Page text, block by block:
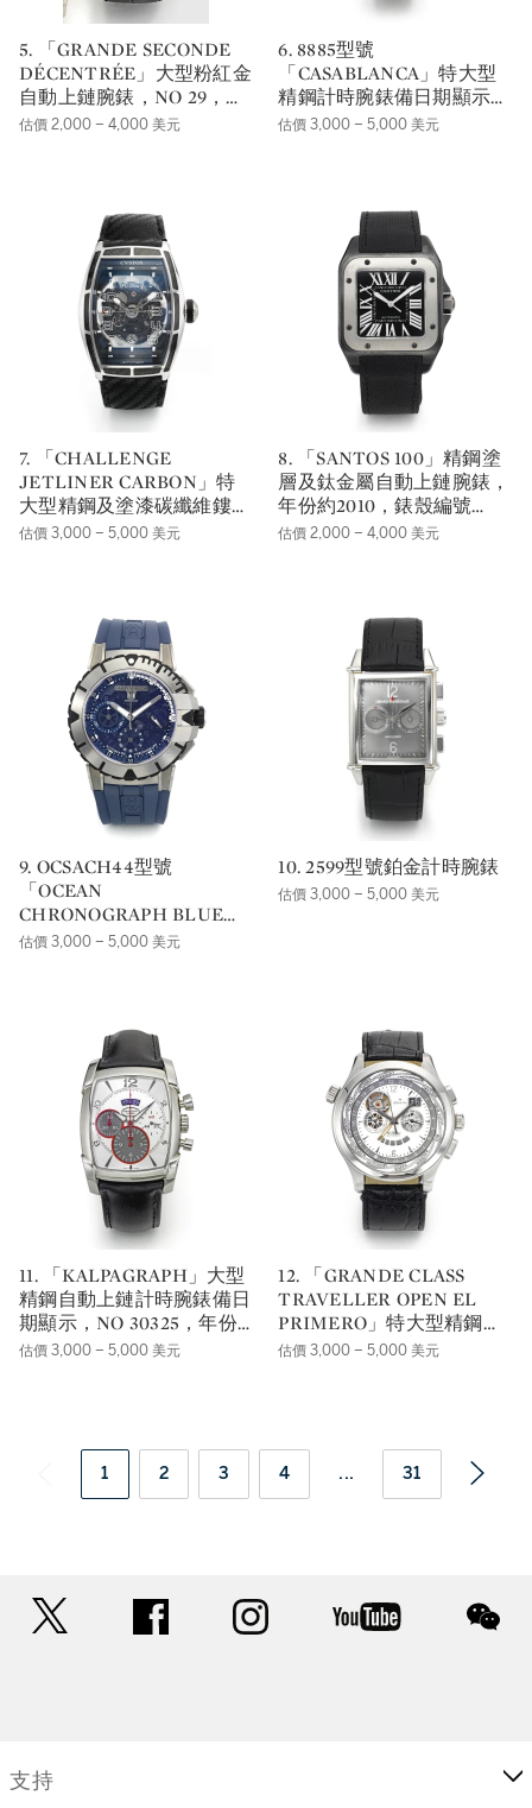
5. 「GRANDE SECONDE
DÉCENTRÉE」大型粉紅金
自動上鏈腕錶，NO 29，年
份約2010，機芯編號
估價 2,000 – 4,000 美元
6. 8885型號
「CASABLANCA」特大型
精鋼計時腕錶備日期顯示，
NO 1917，年份約2006。
估價 3,000 – 5,000 美元
7. 「CHALLENGE
JETLINER CARBON」特
大型精鋼及塗漆碳纖維鏤空
腕錶備日期顯示，NO
估價 3,000 – 5,000 美元
8. 「SANTOS 100」精鋼塗
層及鈦金屬自動上鏈腕錶，
年份約2010，錶殼編號
189316PX。
估價 2,000 – 4,000 美元
9. OCSACH44型號
「OCEAN
CHRONOGRAPH BLUE
EDITION」大型鋯合金自
估價 3,000 – 5,000 美元
10. 2599型號鉑金計時腕錶
估價 3,000 – 5,000 美元
11. 「KALPAGRAPH」大型
精鋼自動上鏈計時腕錶備日
期顯示，NO 30325，年份
約2010。
估價 3,000 – 5,000 美元
12. 「GRANDE CLASS
TRAVELLER OPEN EL
PRIMERO」特大型精鋼自
動上鏈世界時間計時腕錶備
估價 3,000 – 5,000 美元
1 2 3 4 ... 31
facebook instagram youtube
支持